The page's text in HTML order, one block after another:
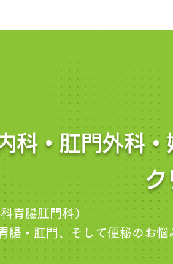
科・肛門外科
ク
胃腸肛門科）
腸・肛門、そして便秘のお